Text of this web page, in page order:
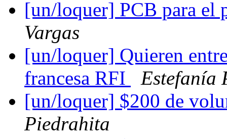
[un/loquer] PCB para el
Vargas
[un/loquer] Quieren
francesa RFI
Estefanía
[un/loquer] $200 de
Piedrahita